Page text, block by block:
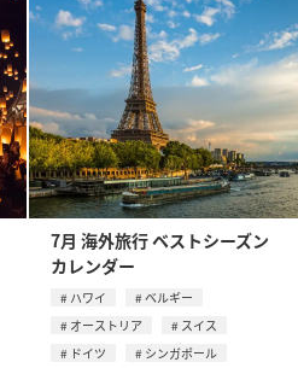
7月 海外旅行 ベストシーズン
カレンダー
ハワイ
ベルギー
オーストリア
スイス
ドイツ
シンガポール